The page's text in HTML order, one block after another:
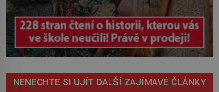
NENECHTE SI UJÍT DALŠÍ ZAJÍMAVÉ ČLÁNKY